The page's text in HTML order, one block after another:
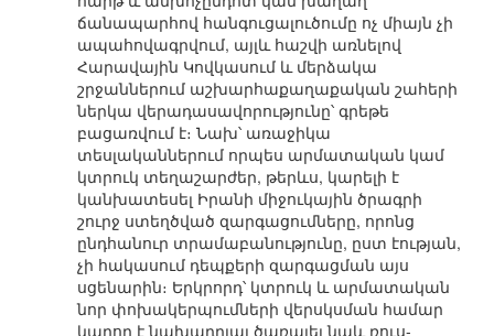
ճանապարհով հանգուցալուծումը ոչ միայն չի
ապահովագրվում, այլև հաշվի առնելով
Հարավային Կովկասում և մերձակա
շրջաններում աշխարհաքաղաքական շահերի
ներկա վերադասավորությունը՝ գրեթե
բացառվում է։ Նախ՝ առաջիկա
տեսլականներում որպես արմատական կամ
կտրուկ տեղաշարժեր, թերևս, կարելի է
կանխատեսել Իրանի միջուկային ծրագրի
շուրջ ստեղծված զարգացումները, որոնց
ընդհանուր տրամաբանությունը, ըստ էության,
չի հակասում դեպքերի զարգացման այս
սցենարին։ Երկրորդ՝ կտրուկ և արմատական
նոր փոխակերպումների վերսկսման համար
կարող է նախադրյալ ծառայել նաև ռուս-